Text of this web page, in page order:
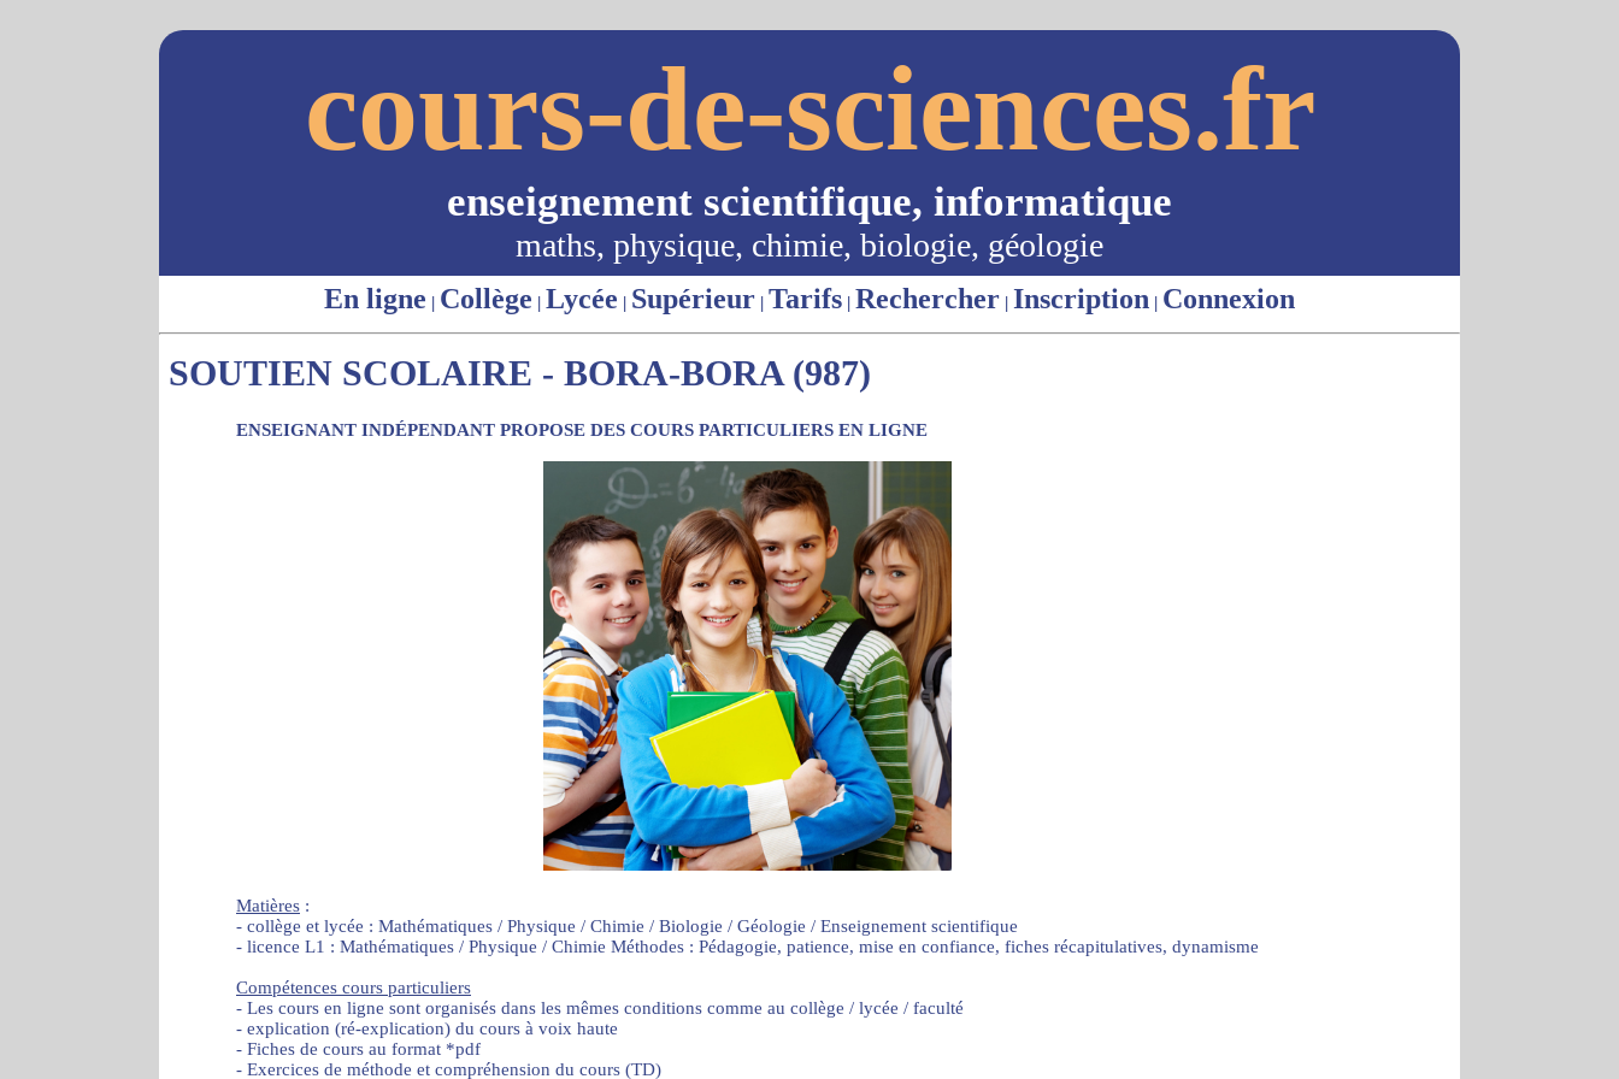
cours-de-sciences.fr
enseignement scientifique, informatique
maths, physique, chimie, biologie, géologie
En ligne | Collège | Lycée | Supérieur | Tarifs | Rechercher | Inscription | Connexion
SOUTIEN SCOLAIRE - BORA-BORA (987)
ENSEIGNANT INDÉPENDANT PROPOSE DES COURS PARTICULIERS EN LIGNE
Matières :
- collège et lycée : Mathématiques / Physique / Chimie / Biologie / Géologie / Enseignement scientifique
- licence L1 : Mathématiques / Physique / Chimie Méthodes : Pédagogie, patience, mise en confiance, fiches récapitulatives, dynamisme
Compétences cours particuliers
- Les cours en ligne sont organisés dans les mêmes conditions comme au collège / lycée / faculté
- explication (ré-explication) du cours à voix haute
- Fiches de cours au format *pdf
- Exercices de méthode et compréhension du cours (TD)